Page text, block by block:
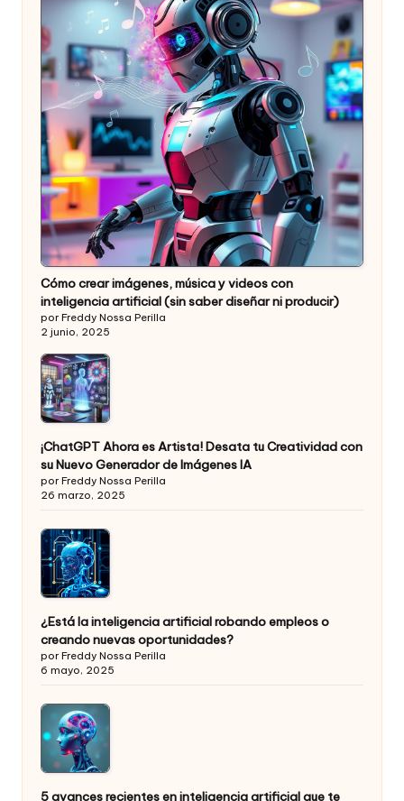
Cómo crear imágenes, música y videos con
inteligencia artificial (sin saber diseñar ni producir)
por Freddy Nossa Perilla
2 junio, 2025
¡ChatGPT Ahora es Artista! Desata tu Creatividad con
su Nuevo Generador de Imágenes IA
por Freddy Nossa Perilla
26 marzo, 2025
¿Está la inteligencia artificial robando empleos o
creando nuevas oportunidades?
por Freddy Nossa Perilla
6 mayo, 2025
5 avances recientes en inteligencia artificial que te